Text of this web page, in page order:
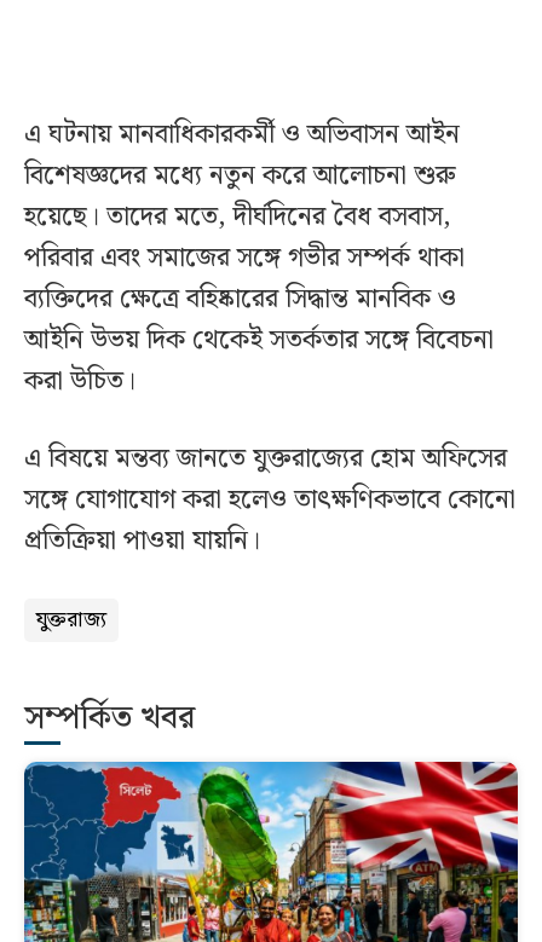
এ ঘটনায় মানবাধিকারকর্মী ও অভিবাসন আইন
বিশেষজ্ঞদের মধ্যে নতুন করে আলোচনা শুরু
হয়েছে। তাদের মতে, দীর্ঘদিনের বৈধ বসবাস,
পরিবার এবং সমাজের সঙ্গে গভীর সম্পর্ক থাকা
ব্যক্তিদের ক্ষেত্রে বহিষ্কারের সিদ্ধান্ত মানবিক ও
আইনি উভয় দিক থেকেই সতর্কতার সঙ্গে বিবেচনা
করা উচিত।
এ বিষয়ে মন্তব্য জানতে যুক্তরাজ্যের হোম অফিসের
সঙ্গে যোগাযোগ করা হলেও তাৎক্ষণিকভাবে কোনো
প্রতিক্রিয়া পাওয়া যায়নি।
যুক্তরাজ্য
সম্পর্কিত খবর